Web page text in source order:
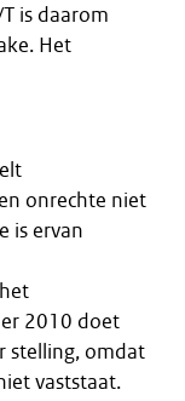
is daarom
Het
onrechte niet
is ervan
2010 doet
stelling, omdat
vaststaat.